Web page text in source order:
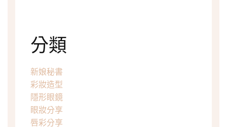
分類
新娘秘書
彩妝造型
隱形眼鏡
眼妝分享
唇彩分享